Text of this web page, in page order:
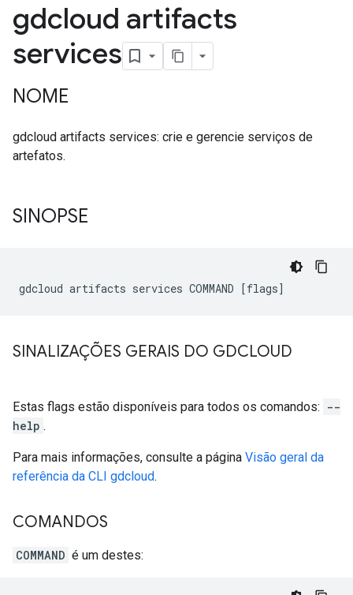
gdcloud artifacts
services
NOME
gdcloud artifacts services: crie e gerencie serviços de
artefatos.
SINOPSE
SINALIZAÇÕES GERAIS DO GDCLOUD
Estas flags estão disponíveis para todos os comandos: --
help .
Para mais informações, consulte a página Visão geral da
referência da CLI gdcloud.
COMANDOS
COMMAND é um destes: